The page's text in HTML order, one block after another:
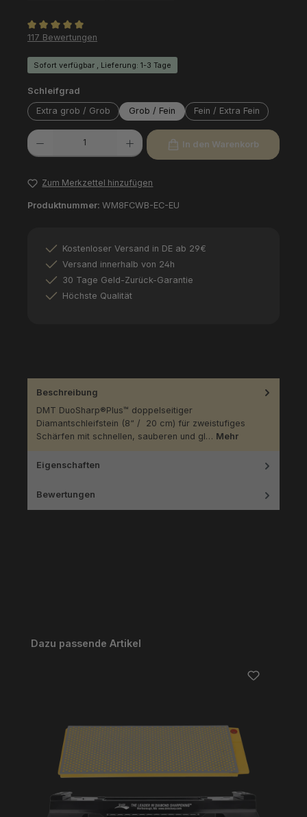
Durchschnittliche Bewertung von 5 von 5 Sternen
117 Bewertungen
Sofort verfügbar , Lieferung: 1-3 Tage
Schleifgrad
Extra grob / Grob
Grob / Fein Fein / Extra Fein
Produkt Anzahl: Gib den gewünschten Wert ein oder benutze die
In den Warenkorb
Zum Merkzettel hinzufügen
Produktnummer: WM8FCWB-EC-EU
Kostenloser Versand in DE ab 29€
Versand innerhalb von 24h
30 Tage Geld-Zurück-Garantie
Höchste Qualität
Beschreibung
DMT DuoSharp®Plus™ doppelseitiger
Diamantschleifstein (8“ / 20 cm) für zweistufiges
Schärfen mit schnellen, sauberen und gl… Mehr
Eigenschaften
Bewertungen
Produktgalerie überspringen
Dazu passende Artikel